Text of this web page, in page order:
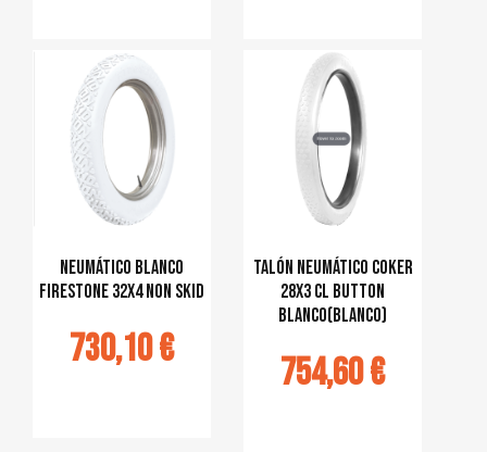
Neumático blanco
Firestone 32x4 Non Skid
730,10 €
talón neumático Coker
28x3 CL Button
blanco(blanco)
754,60 €